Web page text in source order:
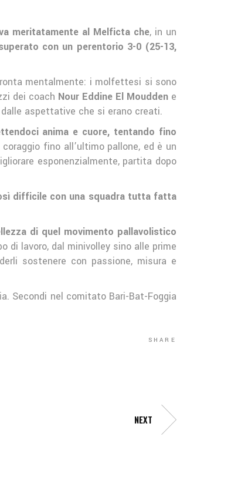
meritatamente al Melficta che, in un
con un perentorio 3-0 (25-13,
mentalmente: i molfettesi si sono
dei coach Nour Eddine El Mouddene
aspettative che si erano creati.
anima e cuore, tentando fino
fino all’ultimo pallone, ed è un
esponenzialmente, partita dopo
difficile con una squadra tutta fatta
di quel movimento pallavolistico
di lavoro, dal minivolley sino alle prime
sostenere con passione, misura e
Secondi nel comitato Bari-Bat-Foggia
SHARE
NEXT